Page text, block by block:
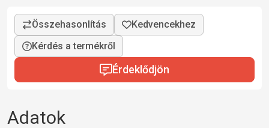
Kérdés a termékről
Érdeklődjön
Adatok